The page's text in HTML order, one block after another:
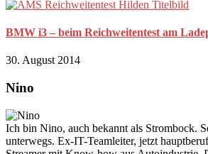
BMW i3 – beim Reichweitentest am
30. August 2014
Nino
Ich bin Nino, auch bekannt als Strombock.
unterwegs. Ex-IT-Teamleiter, jetzt